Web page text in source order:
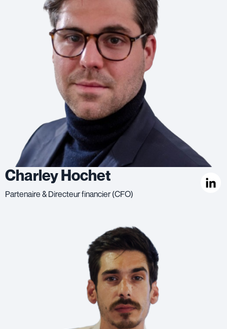
Charley Hochet
Partenaire & Directeur financier (CFO)